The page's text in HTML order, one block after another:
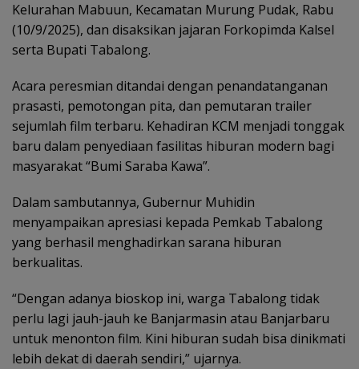
Kelurahan Mabuun, Kecamatan Murung Pudak, Rabu
(10/9/2025), dan disaksikan jajaran Forkopimda Kalsel
serta Bupati Tabalong.
Acara peresmian ditandai dengan penandatanganan
prasasti, pemotongan pita, dan pemutaran trailer
sejumlah film terbaru. Kehadiran KCM menjadi tonggak
baru dalam penyediaan fasilitas hiburan modern bagi
masyarakat “Bumi Saraba Kawa”.
Dalam sambutannya, Gubernur Muhidin
menyampaikan apresiasi kepada Pemkab Tabalong
yang berhasil menghadirkan sarana hiburan
berkualitas.
“Dengan adanya bioskop ini, warga Tabalong tidak
perlu lagi jauh-jauh ke Banjarmasin atau Banjarbaru
untuk menonton film. Kini hiburan sudah bisa dinikmati
lebih dekat di daerah sendiri,” ujarnya.